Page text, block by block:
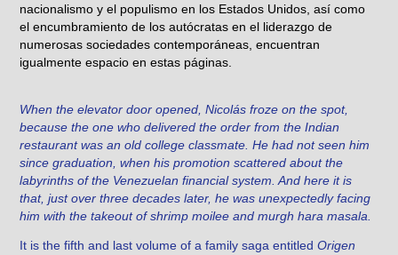
nacionalismo y el populismo en los Estados Unidos, así como
el encumbramiento de los autócratas en el liderazgo de
numerosas sociedades contemporáneas, encuentran
igualmente espacio en estas páginas.
When the elevator door opened, Nicolás froze on the spot,
because the one who delivered the order from the Indian
restaurant was an old college classmate. He had not seen him
since graduation, when his promotion scattered about the
labyrinths of the Venezuelan financial system. And here it is
that, just over three decades later, he was unexpectedly facing
him with the takeout of shrimp moilee and murgh hara masala.
It is the fifth and last volume of a family saga entitledOrigen